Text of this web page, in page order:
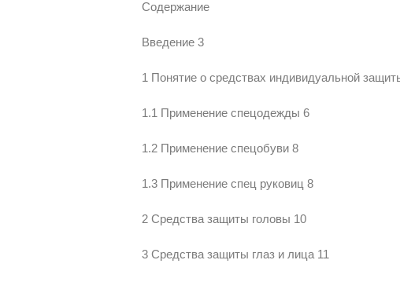
Содержание
Введение 3
1 Понятие о средствах индивидуальной
1.1 Применение спецодежды 6
1.2 Применение спецобуви 8
1.3 Применение спец руковиц 8
2 Средства защиты головы 10
3 Средства защиты глаз и лица 11